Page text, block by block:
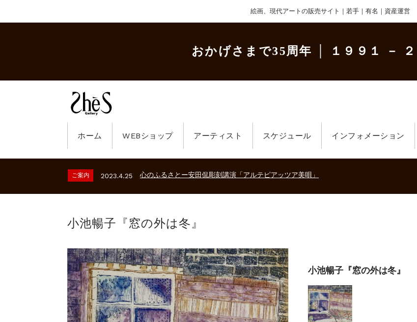
絵画、現代アートの販売サイト｜若手｜有名｜資産運営
おかげさまで35周年 │ １９９１ －
ホーム WEBショップ アーティスト スケジュール インフォメーション
ご案内 2023.2.25 ギャラリーシーズ「秋の美術散歩 京都・大阪 ～二都物語～」
砂澤ビッキ展 －砂澤ビッキの生きた時代－
ご案内 2023.2.25 ギャラリーシーズ「秋の美術散歩 京都・大阪 ～二都物語～」
ご案内 2023.2.25 ギャラリーシーズ「秋の美術散歩 京都・大阪 ～二都物語～」
小池暢子『窓の外は冬』
小池暢子『窓の外は冬』